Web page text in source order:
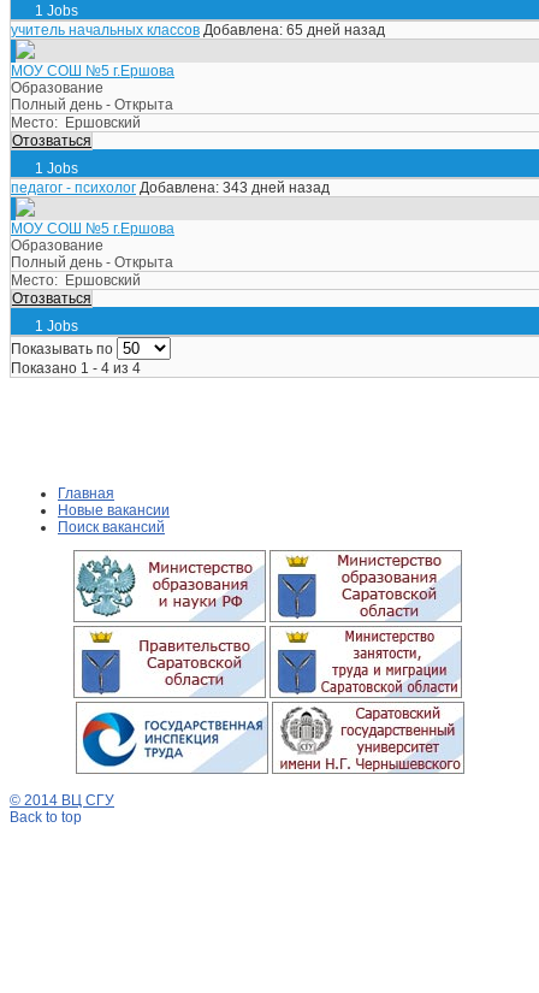
1 Jobs
учитель начальных классов Добавлена: 65 дней назад
МОУ СОШ №5 г.Ершова
Образование
Полный день - Открыта
Место: Ершовский
Отозваться
1 Jobs
педагог - психолог Добавлена: 343 дней назад
МОУ СОШ №5 г.Ершова
Образование
Полный день - Открыта
Место: Ершовский
Отозваться
1 Jobs
Показывать по
Показано 1 - 4 из 4
Главная
Новые вакансии
Поиск вакансий
© 2014 ВЦ СГУ
Back to top